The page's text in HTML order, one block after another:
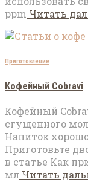
ppm Читать
Приготовление
Кофейный Cobravi
Кофейный
сгущенного
Напиток
Приготовьте
в статье Как
мл Читать